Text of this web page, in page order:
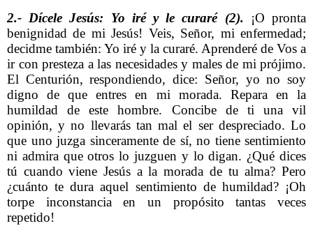
2.- Dícele Jesús: Yo iré y le curaré (2). ¡O pronta
benignidad de mi Jesús! Veis, Señor, mi enfermedad;
decidme también: Yo iré y la curaré. Aprenderé de Vos a
ir con presteza a las necesidades y males de mi prójimo.
El Centurión, respondiendo, dice: Señor, yo no soy
digno de que entres en mi morada. Repara en la
humildad de este hombre. Concibe de ti una vil
opinión, y no llevarás tan mal el ser despreciado. Lo
que uno juzga sinceramente de sí, no tiene sentimiento
ni admira que otros lo juzguen y lo digan. ¿Qué dices
tú cuando viene Jesús a la morada de tu alma? Pero
¿cuánto te dura aquel sentimiento de humildad? ¡Oh
torpe inconstancia en un propósito tantas veces
repetido!